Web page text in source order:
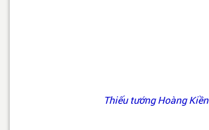
Thiếu tướng Hoàng Kiền